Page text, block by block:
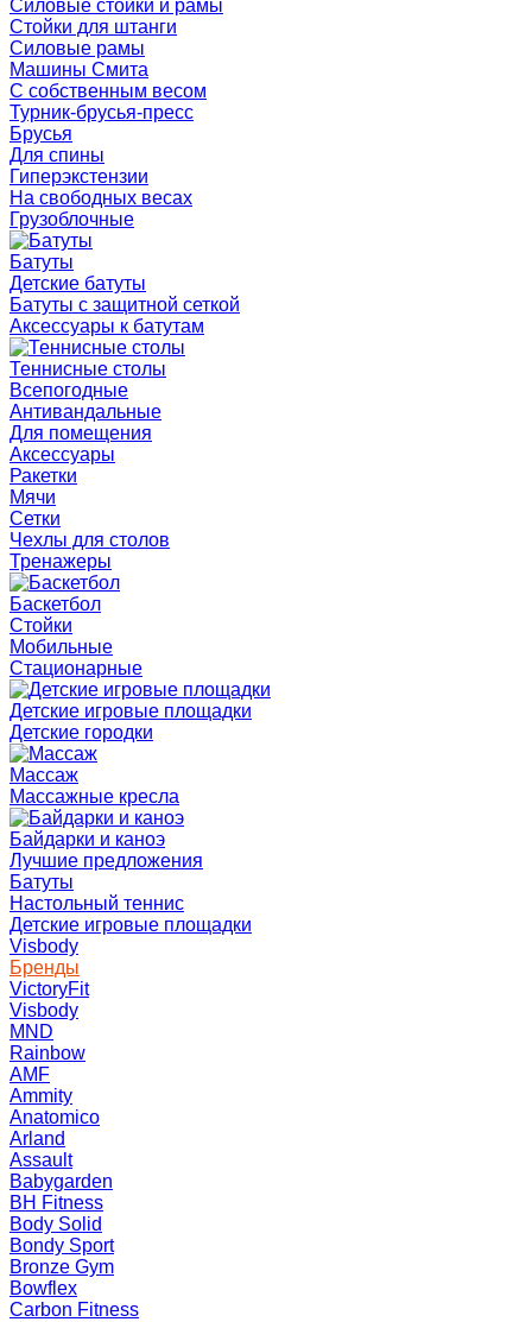
Силовые стойки и рамы
Стойки для штанги
Силовые рамы
Машины Смита
C собственным весом
Турник-брусья-пресс
Брусья
Для спины
Гиперэкстензии
На свободных весах
Грузоблочные
Батуты
Детские батуты
Батуты с защитной сеткой
Аксессуары к батутам
Теннисные столы
Всепогодные
Антивандальные
Для помещения
Аксессуары
Ракетки
Мячи
Сетки
Чехлы для столов
Тренажеры
Баскетбол
Стойки
Мобильные
Стационарные
Детские игровые площадки
Детские городки
Массаж
Массажные кресла
Байдарки и каноэ
Лучшие предложения
Батуты
Настольный теннис
Детские игровые площадки
Visbody
Бренды
VictoryFit
Visbody
MND
Rainbow
AMF
Ammity
Anatomico
Arland
Assault
Babygarden
BH Fitness
Body Solid
Bondy Sport
Bronze Gym
Bowflex
Carbon Fitness